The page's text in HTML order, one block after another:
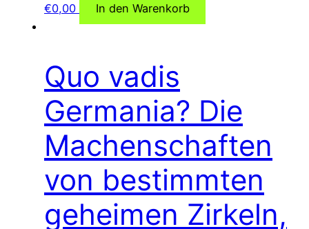
€0,00 In den Warenkorb
Quo vadis
Germania? Die
Machenschaften
von bestimmten
geheimen Zirkeln,